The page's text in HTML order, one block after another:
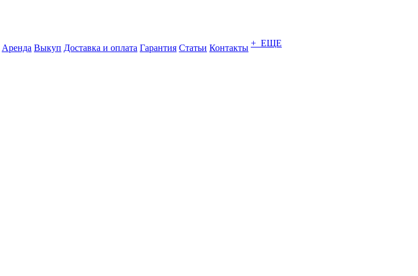
Аренда Выкуп Доставка и оплата Гарантия Статьи Контакты + ЕЩЕ